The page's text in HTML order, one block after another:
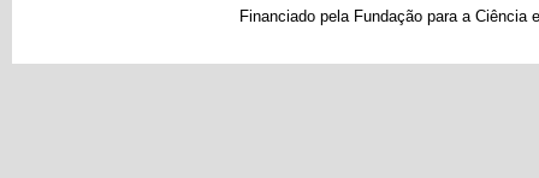
Financiado pela Fundação para a Ciência